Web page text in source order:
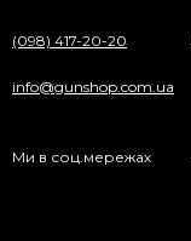
(098) 417-20-20
info@gunshop.com.ua
Ми в соц.мережах